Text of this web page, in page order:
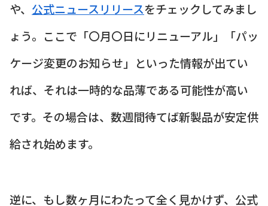
や、 公式ニュースリリースをチェックしてみまし
ょう。ここで「〇月〇日にリニューアル」「パッ
ケージ変更のお知らせ」といった情報が出てい
れば、それは一時的な品薄である可能性が高い
です。その場合は、数週間待てば新製品が安定供
給され始めます。
逆に、もし数ヶ月にわたって全く見かけず、公式